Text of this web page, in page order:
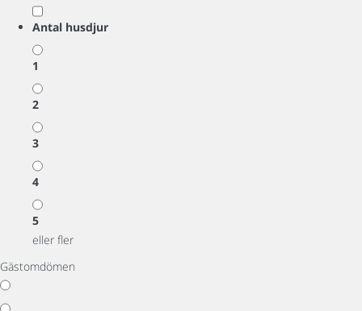
Antal husdjur
1
2
3
4
5
eller fler
Gästomdömen